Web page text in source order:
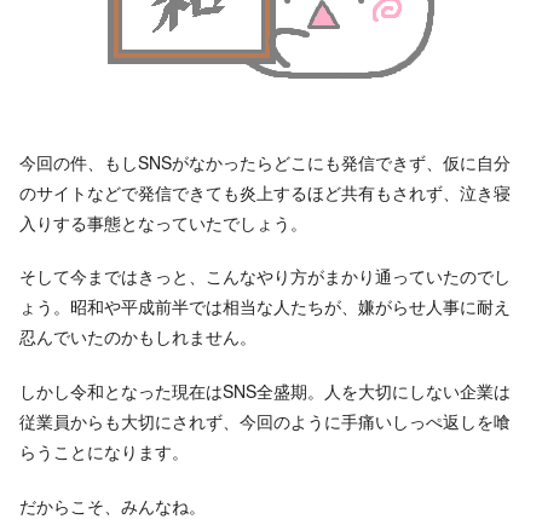
今回の件、もしSNSがなかったらどこにも発信できず、仮に自分
のサイトなどで発信できても炎上するほど共有もされず、泣き寝
入りする事態となっていたでしょう。
そして今まではきっと、こんなやり方がまかり通っていたのでし
ょう。昭和や平成前半では相当な人たちが、嫌がらせ人事に耐え
忍んでいたのかもしれません。
しかし令和となった現在はSNS全盛期。人を大切にしない企業は
従業員からも大切にされず、今回のように手痛いしっぺ返しを喰
らうことになります。
だからこそ、みんなね。